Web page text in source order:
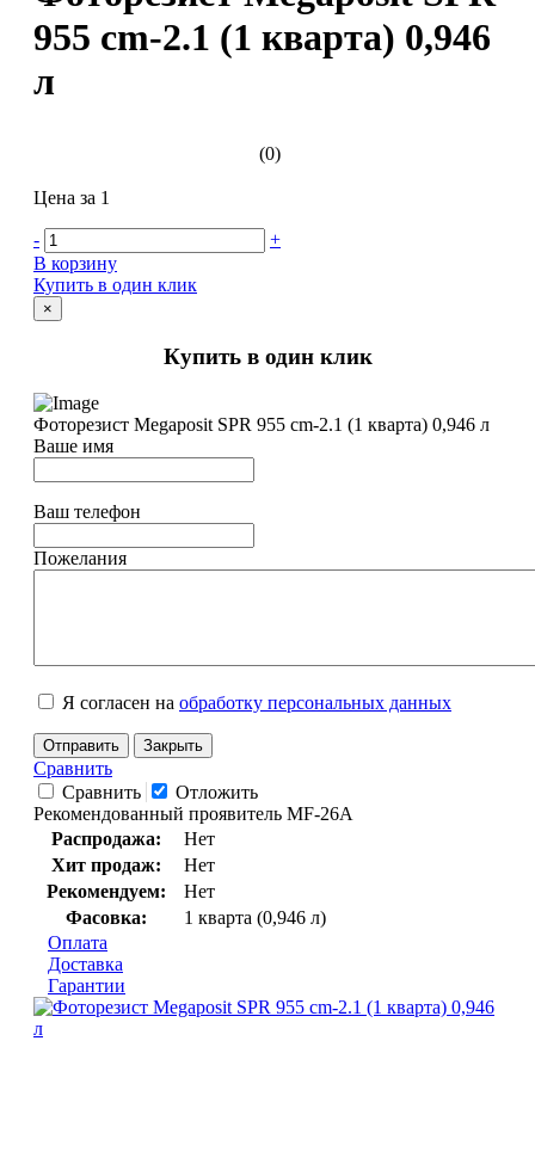
955 cm-2.1 (1 кварта) 0,946
л
(0)
Цена за 1
-
+
В корзину
Купить в один клик
×
Купить в один клик
Фоторезист Megaposit SPR 955 cm-2.1 (1 кварта) 0,946 л
Ваше имя
Ваш телефон
Пожелания
Я согласен на обработку персональных данных
Отправить Закрыть
Сравнить
Сравнить
Отложить
Рекомендованный проявитель MF-26A
Распродажа:
Нет
Хит продаж:
Нет
Рекомендуем:
Нет
Фасовка:
1 кварта (0,946 л)
Оплата
Доставка
Гарантии